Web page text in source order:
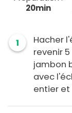
20min
1
Hacher
revenir
jambon
avec
entier et